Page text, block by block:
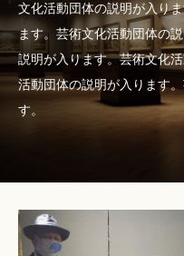
文化活動団体の説明が入り
ます。芸術文化活動団体の
説明が入ります。芸術文化
活動団体の説明が入ります
す。